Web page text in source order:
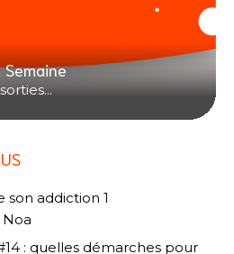
Semaine
son addiction 1
: quelles démarches pour